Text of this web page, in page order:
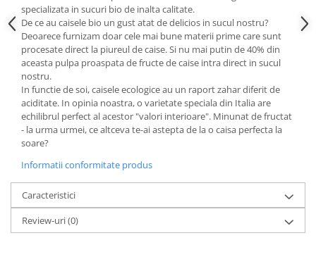
Paste si fidea
Paste bio din emmer
Paste bio din grau
Paste bio din spelta
Paste bio fara gluten
Paste bio integrale
Paste bio pentru copii
Paste fainoase bio
Pateu, sosuri si conserve
Conserve de peste bio
Crenvursti si pateu din carne bio
Pateu bio si creme vegetale
Sosuri bio
specializata in sucuri bio de inalta calitate.
De ce au caisele bio un gust atat de delicios in sucul nostru?
Deoarece furnizam doar cele mai bune materii prime care sunt
procesate direct la piureul de caise. Si nu mai putin de 40% din
aceasta pulpa proaspata de fructe de caise intra direct in sucul
nostru.
In functie de soi, caisele ecologice au un raport zahar diferit de
aciditate. In opinia noastra, o varietate speciala din Italia are
echilibrul perfect al acestor "valori interioare". Minunat de fructat
- la urma urmei, ce altceva te-ai astepta de la o caisa perfecta la
soare?
Informatii conformitate produs
Caracteristici
Review-uri(0)